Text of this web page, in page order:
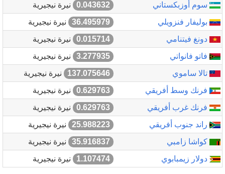
سوم أوزبكستاني
0.043632
نيرة نيجيرية
بوليفار فنزويلي
36.495979
نيرة نيجيرية
دونغ فيتنامي
0.015714
نيرة نيجيرية
فاتو فانواتي
3.277935
نيرة نيجيرية
تالا ساموي
137.075646
نيرة نيجيرية
فرنك وسط أفريقي
0.629763
نيرة نيجيرية
فرنك غرب أفريقي
0.629763
نيرة نيجيرية
راند جنوب أفريقي
25.988223
نيرة نيجيرية
كواشا زامبي
35.916837
نيرة نيجيرية
دولار زيمبابوي
1.107474 نيرة نيجيرية